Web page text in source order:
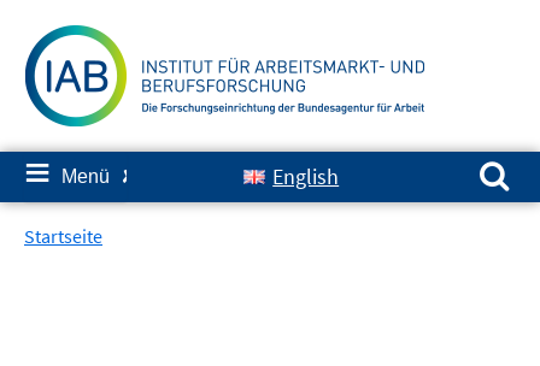
zum
Inhalt
≡ Menü ✘ English
Suchen nach:
Startseite